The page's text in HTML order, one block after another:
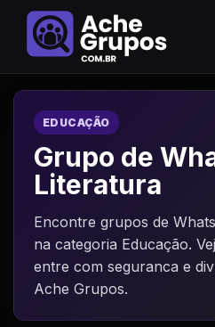
EDUCAÇÃO
Grupo de
Literatura
Encontre grupos de
na categoria Educação.
entre com seguranca e
Ache Grupos.